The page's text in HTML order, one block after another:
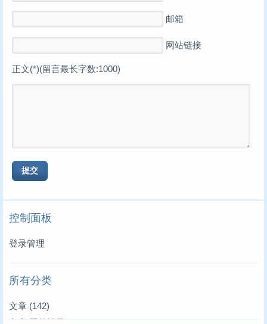
邮箱
网站链接
正文(*)(留言最长字数:1000)
控制面板
登录管理
所有分类
文章 (142)